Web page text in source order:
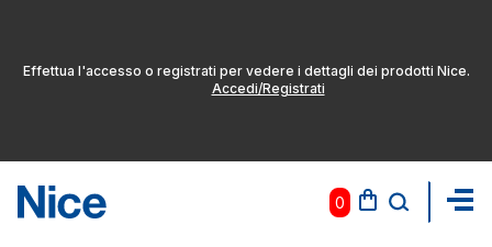
Effettua l'accesso o registrati per vedere i dettagli dei prodotti Nice.
Accedi/Registrati
0